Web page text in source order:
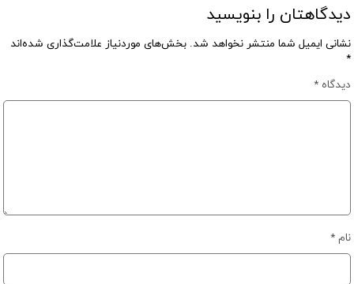
دیدگاهتان را بنویسید
نشانی ایمیل شما منتشر نخواهد شد. بخش‌های موردنیاز علامت‌گذاری شده‌اند
*
دیدگاه*
نام*